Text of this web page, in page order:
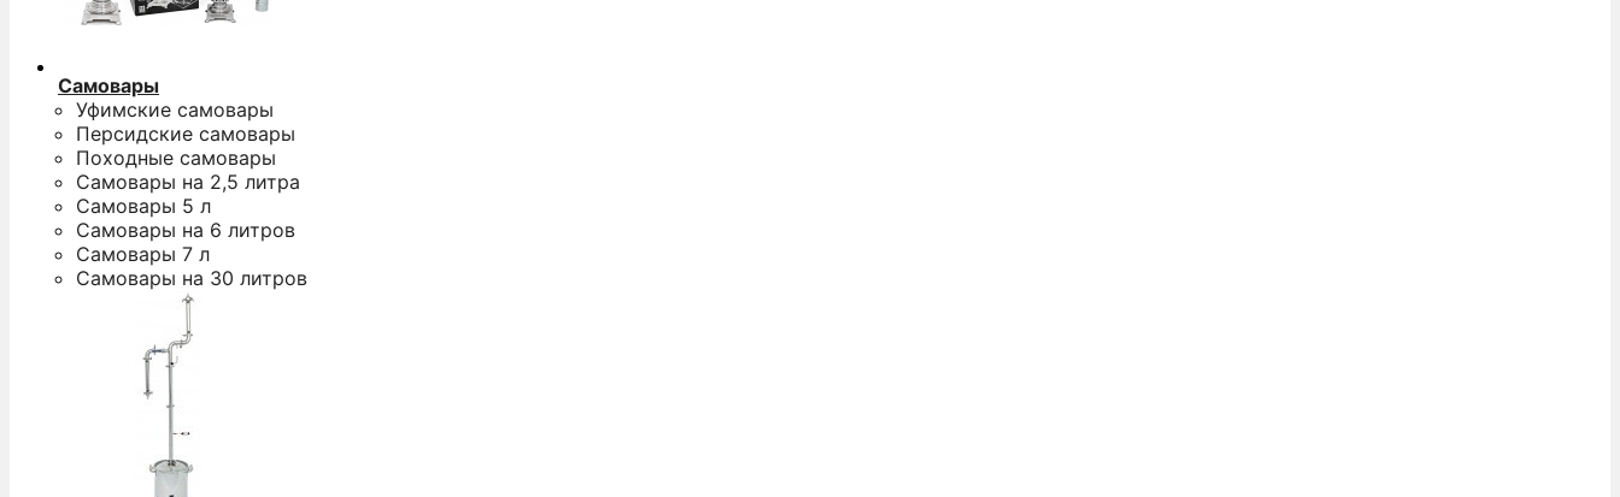
Самовары
Уфимские самовары
Персидские самовары
Походные самовары
Самовары на 2,5 литра
Самовары 5 л
Самовары на 6 литров
Самовары 7 л
Самовары на 30 литров